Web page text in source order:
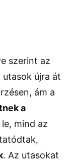
szerint az
utasok újra át
ám a
a
mind az
. Az utasokat